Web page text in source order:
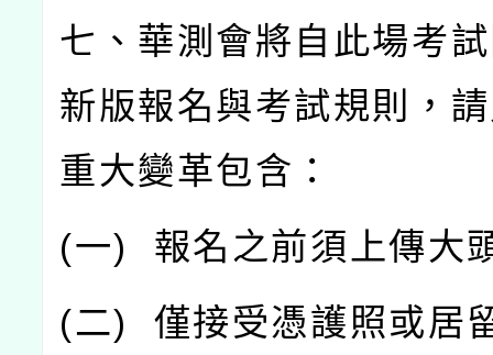
七、華測會將自此場考
新版報名與考試規則，
重大變革包含：
(一) 報名之前須上傳大
(二) 僅接受憑護照或居